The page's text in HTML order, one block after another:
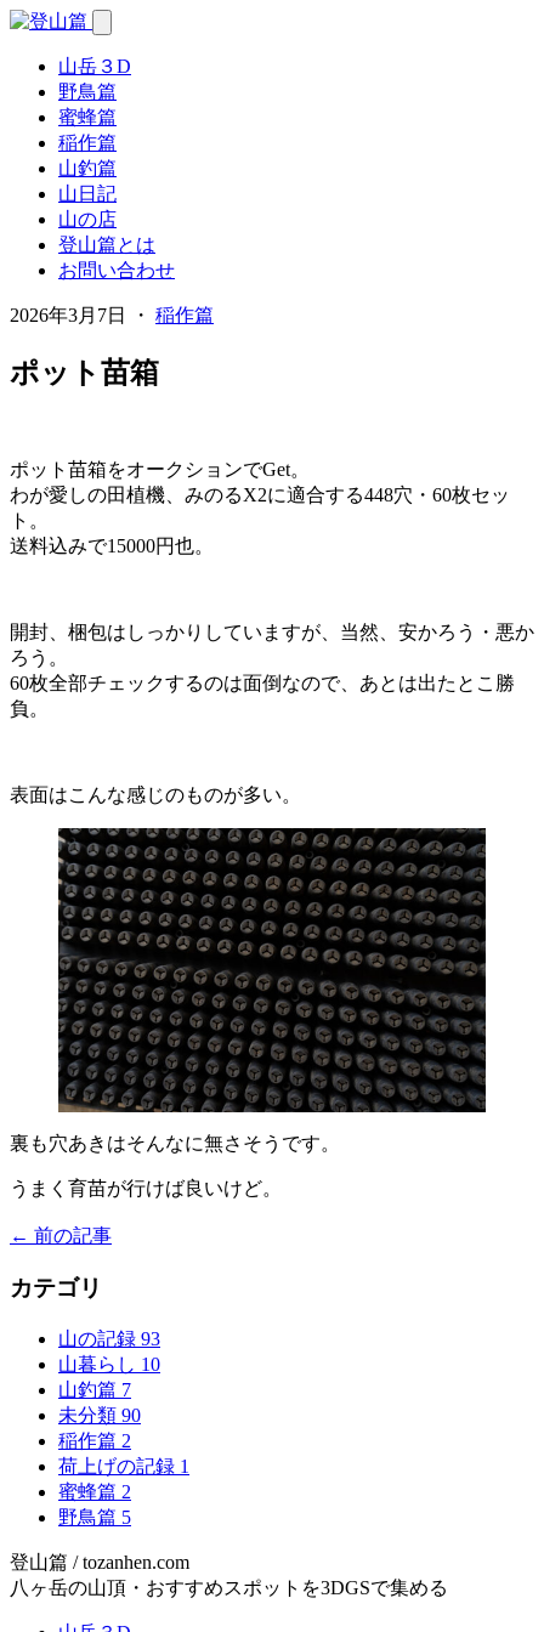
山岳３D
野鳥篇
蜜蜂篇
稲作篇
山釣篇
山日記
山の店
登山篇とは
お問い合わせ
2026年3月7日 ・ 稲作篇
ポット苗箱
ポット苗箱をオークションでGet。
わが愛しの田植機、みのるX2に適合する448穴・60枚セッ
ト。
送料込みで15000円也。
開封、梱包はしっかりしていますが、当然、安かろう・悪か
ろう。
60枚全部チェックするのは面倒なので、あとは出たとこ勝
負。
表面はこんな感じのものが多い。
裏も穴あきはそんなに無さそうです。
うまく育苗が行けば良いけど。
← 前の記事
カテゴリ
山の記録 93
山暮らし 10
山釣篇 7
未分類 90
稲作篇 2
荷上げの記録 1
蜜蜂篇 2
野鳥篇 5
登山篇 / tozanhen.com
八ヶ岳の山頂・おすすめスポットを3DGSで集める